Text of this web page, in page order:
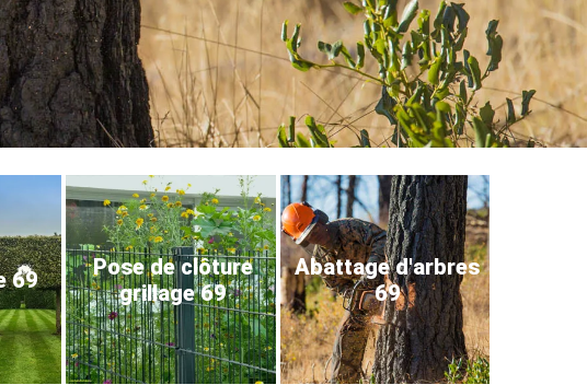
69
Pose de clôture
grillage 69
Abattage d'arbres
69